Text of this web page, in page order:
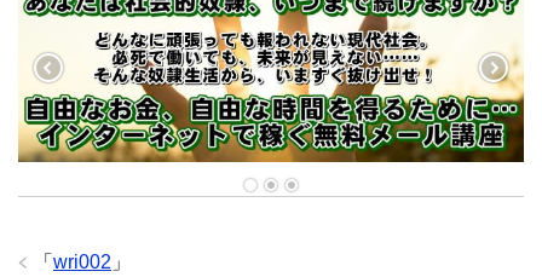
「 wri002 」